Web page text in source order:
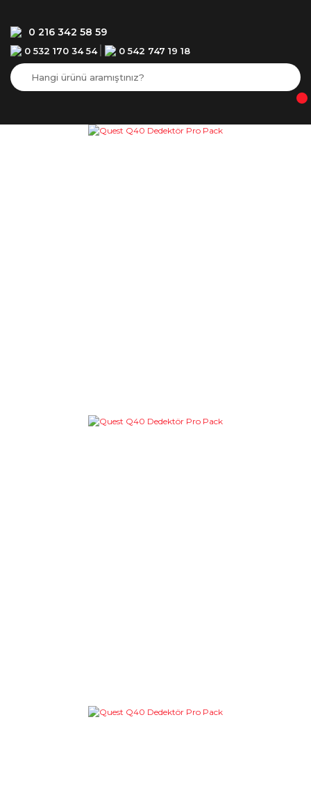
0 216 342 58 59
0 532 170 34 54 0 542 747 19 18